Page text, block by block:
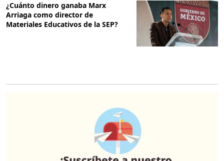
¿Cuánto dinero ganaba Marx
Arriaga como director de
Materiales Educativos de la SEP?